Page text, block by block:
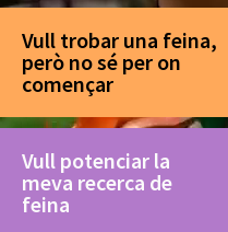
Vull trobar una feina,
però no sé per on
començar
Vull potenciar la
meva recerca de
feina